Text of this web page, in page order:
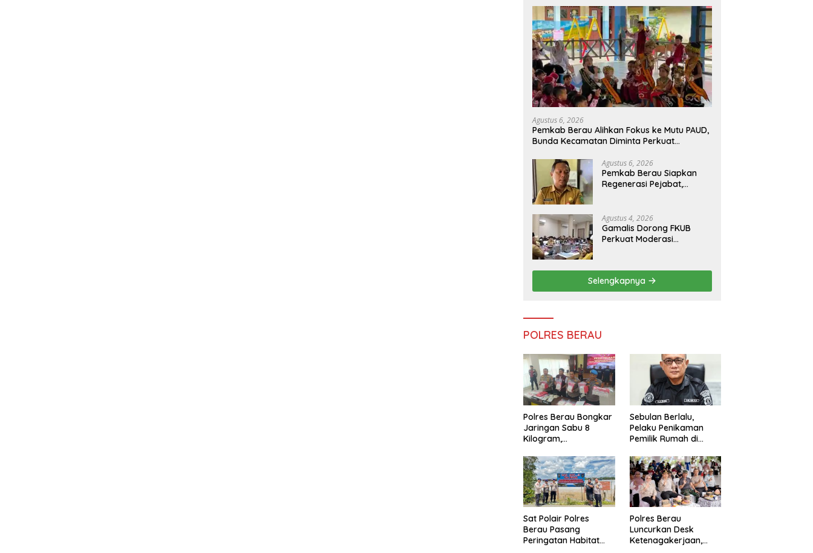
Agustus 6, 2026
Pemkab Berau Alihkan Fokus ke Mutu PAUD,
Bunda Kecamatan Diminta Perkuat
Agustus 6, 2026
Pemkab Berau Siapkan
Regenerasi Pejabat,
Agustus 4, 2026
Gamalis Dorong FKUB
Perkuat Moderasi
Persatuan
Selengkapnya
POLRES BERAU
Polres Berau Bongkar
Jaringan Sabu 8
Kilogram,
dari Dalam Lapas
Tarakan
Sebulan Berlalu,
Pelaku Penikaman
Pemilik Rumah di
Diburu Polisi
Sat Polair Polres
Berau Pasang
Peringatan Habitat
Polres Berau
Luncurkan Desk
Ketenagakerjaan,